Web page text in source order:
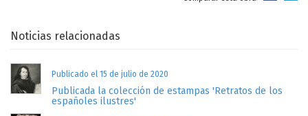
Noticias relacionadas
Publicado el 15 de julio de 2020
Publicada la colección de estampas 'Retratos de los
españoles ilustres'